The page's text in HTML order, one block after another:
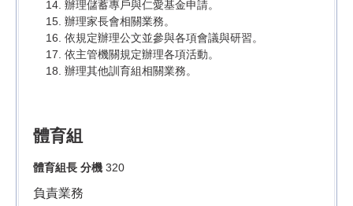
辦理儲蓄專戶與仁愛基金申請。
辦理家長會相關業務。
依規定辦理公文並參與各項會議與研習。
依主管機關規定辦理各項活動。
辦理其他訓育組相關業務。
體育組
體育組長 分機 320
負責業務